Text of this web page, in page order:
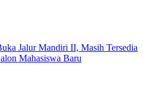
Jalur Mandiri II, Masih Tersedia
Mahasiswa Baru